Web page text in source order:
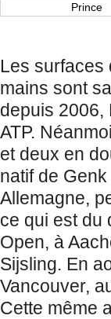
Prince
Les surfaces
mains sont
depuis 2006,
ATP.
et deux en
natif de
Allemagne,
ce qui est du
Open, à
Sijsling. En
Vancouver,
Cette même